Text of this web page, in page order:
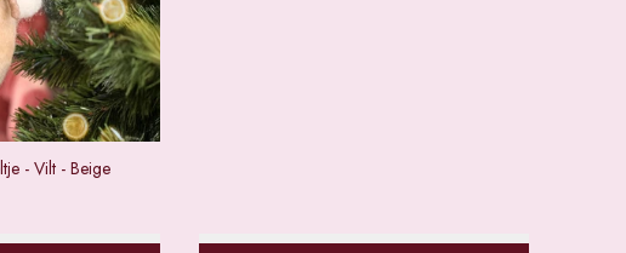
- Vilt - Beige